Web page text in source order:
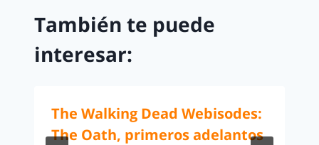
También te puede
interesar:
The Walking Dead Webisodes:
The Oath, primeros adelantos